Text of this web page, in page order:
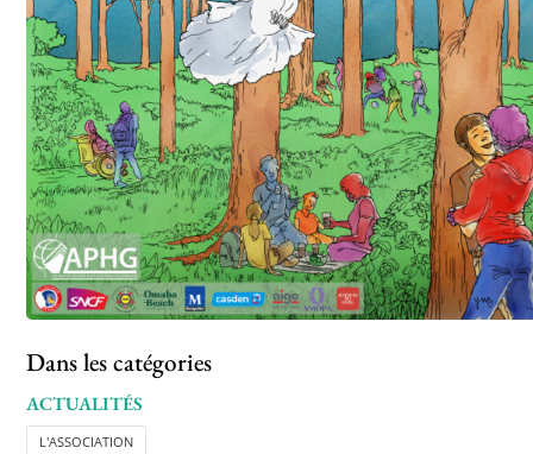
Dans les catégories
ACTUALITÉS
L'ASSOCIATION